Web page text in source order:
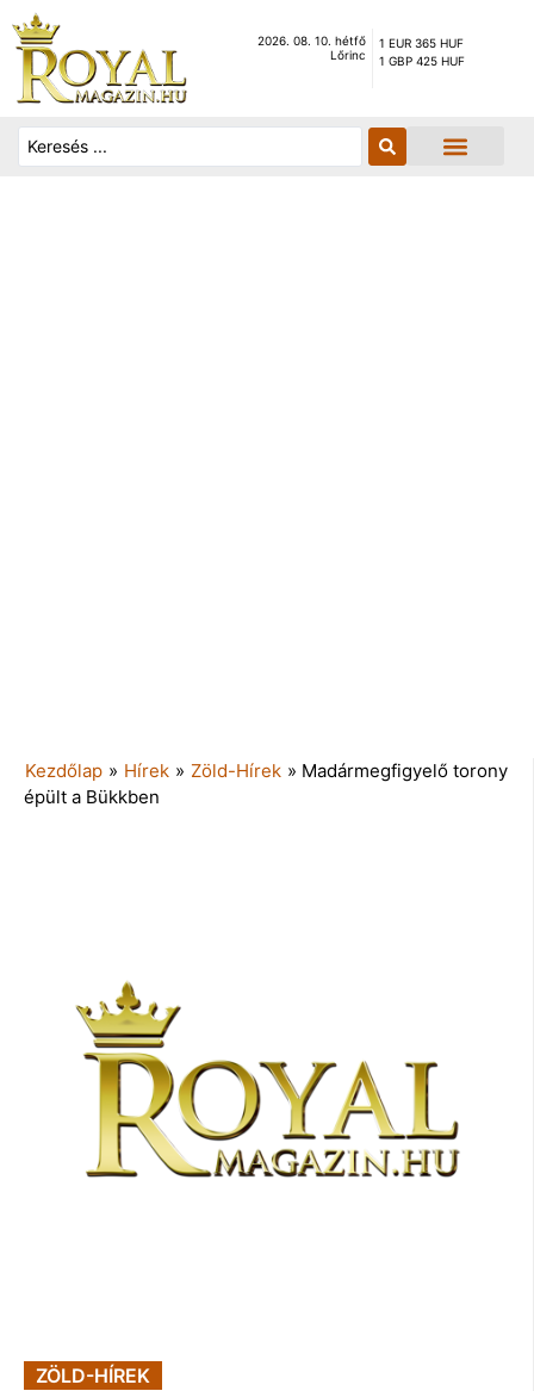
2026. 08. 10. hétfő
Lőrinc
1 EUR 365 HUF
1 GBP 425 HUF
Kezdőlap » Hírek » Zöld-Hírek » Madármegfigyelő torony
épült a Bükkben
ZÖLD-HÍREK